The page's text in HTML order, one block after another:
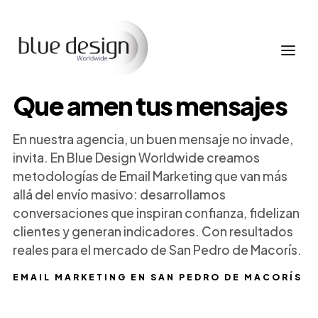
EMAIL MARKETING EN SAN PEDRO DE MACORÍS
Que amen tus mensajes
En nuestra agencia, un buen mensaje no invade,
invita. En Blue Design Worldwide creamos
metodologías de Email Marketing que van más
allá del envío masivo: desarrollamos
conversaciones que inspiran confianza, fidelizan
clientes y generan indicadores. Con resultados
reales para el mercado de San Pedro de Macorís.